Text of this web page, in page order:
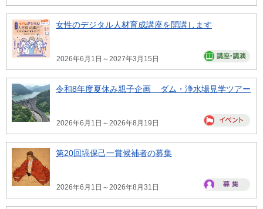
女性のデジタル人材育成講座を開講します
2026年6月1日～2027年3月15日
令和8年度夏休み親子企画 ダム・浄水場見学ツアー
2026年6月1日～2026年8月19日
第20回塙保己一賞候補者の募集
2026年6月1日～2026年8月31日